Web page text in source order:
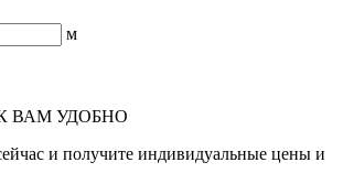
м
ВАМ УДОБНО
и получите индивидуальные цены и